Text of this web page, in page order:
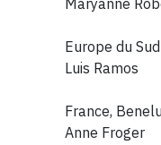
Maryanne
Europe du
Luis Ramos
France,
Anne Froger